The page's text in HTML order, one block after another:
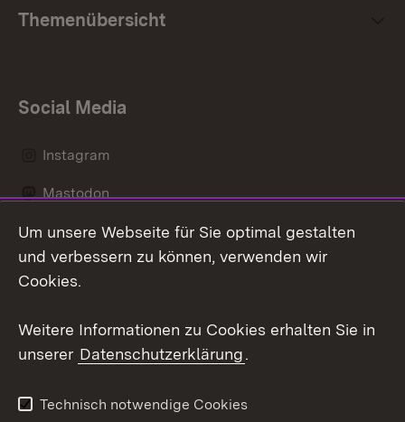
Themenübersicht
Social Media
Instagram
Mastodon
Messenger
Kontakt
Impressum
Um unsere Webseite für Sie optimal gestalten
und verbessern zu können, verwenden wir
Cookies.
Weitere Informationen zu Cookies erhalten Sie in
unserer Datenschutzerklärung.
Technisch notwendige Cookies